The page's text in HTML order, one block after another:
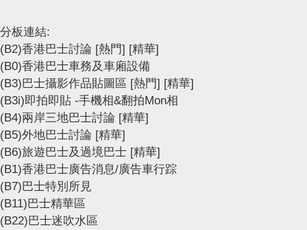
分板連結:
(B2)香港巴士討論 [熱門] [精華]
(B0)香港巴士車務及車廂設備
(B3)巴士攝影作品貼圖區 [熱門] [精華]
(B3i)即拍即貼 -手機相&翻拍Mon相
(B4)兩岸三地巴士討論 [精華]
(B5)外地巴士討論 [精華]
(B6)旅遊巴士及過境巴士 [精華]
(B1)香港巴士廣告消息/廣告車行踪
(B7)巴士特別所見
(B11)巴士精華區
(B22)巴士迷吹水區